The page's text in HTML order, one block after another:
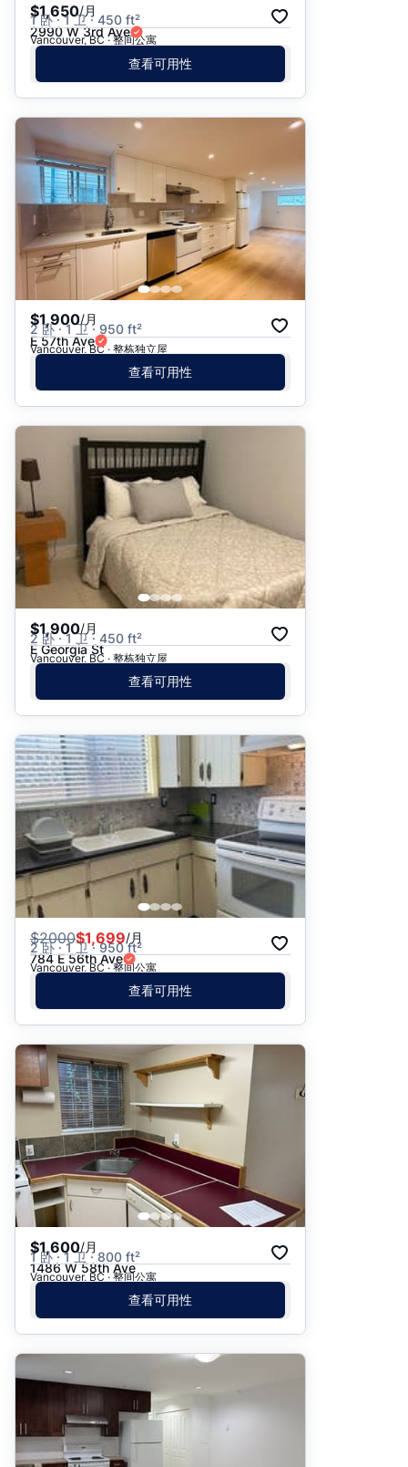
$1,650/月
1 卧 · 1 卫 · 450 ft²
2990 W 3rd Ave
Vancouver, BC · 整间公寓
查看可用性
$1,900/月
2 卧 · 1 卫 · 950 ft²
E 57th Ave
Vancouver, BC · 整栋独立屋
查看可用性
$1,900/月
2 卧 · 1 卫 · 450 ft²
E Georgia St
Vancouver, BC · 整栋独立屋
查看可用性
$2000$1,699/月
2 卧 · 1 卫 · 950 ft²
784 E 56th Ave
Vancouver, BC · 整间公寓
查看可用性
$1,600/月
1 卧 · 1 卫 · 800 ft²
1486 W 58th Ave
Vancouver, BC · 整间公寓
查看可用性